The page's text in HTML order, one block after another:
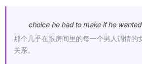
choice he had to make if he
那个几乎在跟房间里的每一个男人调情的
关系。